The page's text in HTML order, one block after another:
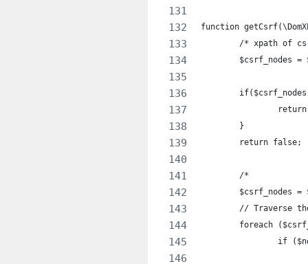
function
/* xpath of
$csrf_nodes
	}
	return false;
	/*
$csrf_nodes
// Traverse
foreach
if